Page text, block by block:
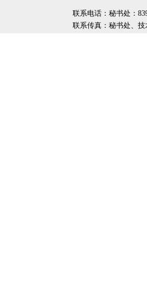
联系电话：秘书处
联系传真：秘书处、